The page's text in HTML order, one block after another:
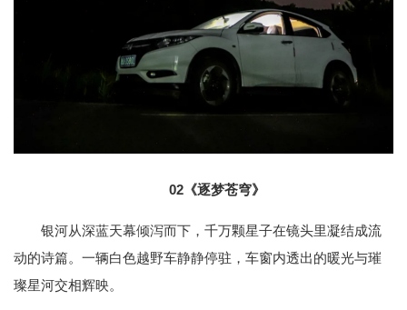
02《逐梦苍穹》
银河从深蓝天幕倾泻而下，千万颗星子在镜头里凝结成流
动的诗篇。一辆白色越野车静静停驻，车窗内透出的暖光与璀
璨星河交相辉映。